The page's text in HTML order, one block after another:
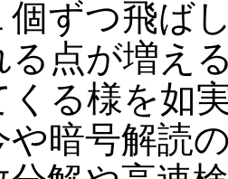
個ずつ飛ば
る点が増え
くる様を如
や暗号解読